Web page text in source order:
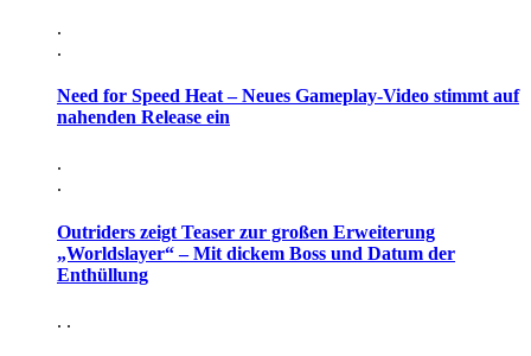
.
.
Need for Speed Heat – Neues Gameplay-Video stimmt auf
nahenden Release ein
.
.
Outriders zeigt Teaser zur großen Erweiterung
„Worldslayer“ – Mit dickem Boss und Datum der
Enthüllung
. .